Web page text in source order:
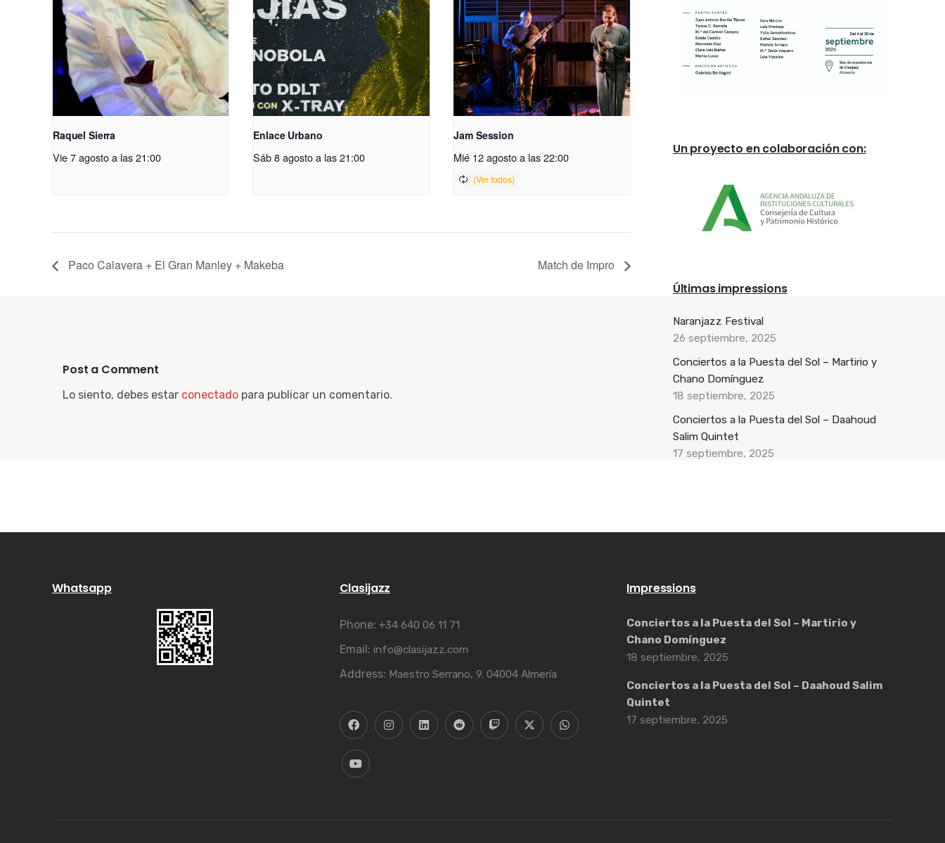
Raquel Sierra
Vie 7 agosto a las 21:00
Enlace Urbano
Sáb 8 agosto a las 21:00
Jam Session
Mié 12 agosto a las 22:00
Paco Calavera + El Gran Manley + Makeba Match de Impro
Post a Comment
Lo siento, debes estar conectado para publicar un comentario.
Un proyecto en colaboración con:
Últimas impressions
Naranjazz Festival
26 septiembre, 2025
Conciertos a la Puesta del Sol – Martirio y
Chano Domínguez
18 septiembre, 2025
Conciertos a la Puesta del Sol – Daahoud
Salim Quintet
17 septiembre, 2025
Whatsapp Clasijazz
Phone: +34 640 06 11 71
Email: info@clasijazz.com
Address: Maestro Serrano, 9. 04004 Almería
Impressions
Conciertos a la Puesta del Sol – Martirio y
Chano Domínguez
18 septiembre, 2025
Conciertos a la Puesta del Sol – Daahoud Salim
Quintet
17 septiembre, 2025